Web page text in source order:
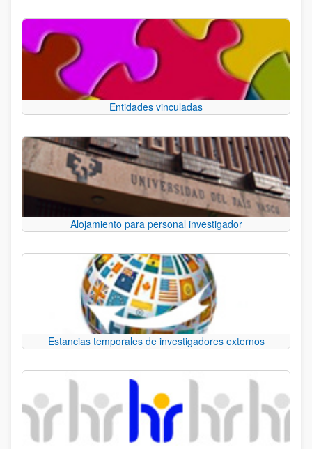
Entidades vinculadas
Alojamiento para personal investigador
Estancias temporales de investigadores externos